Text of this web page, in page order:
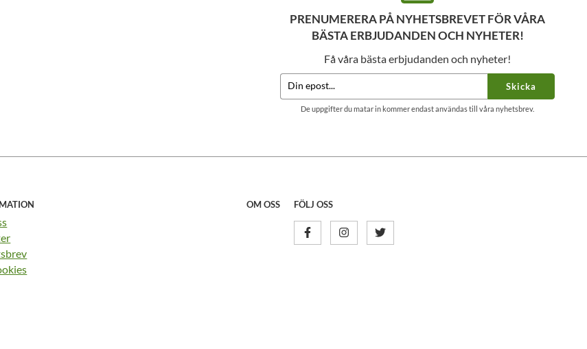
PRENUMERERA PÅ NYHETSBREVET FÖR VÅRA
BÄSTA ERBJUDANDEN OCH NYHETER!
Få våra bästa erbjudanden och nyheter!
Skicka
De uppgifter du matar in kommer endast användas till våra nyhetsbrev.
OM OSS FÖLJ OSS